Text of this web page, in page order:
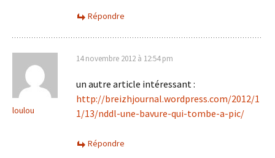
Répondre
loulou
14 novembre 2012 à 12:54 pm
un autre article intéressant :
http://breizhjournal.wordpress.com/2012/1
1/13/nddl-une-bavure-qui-tombe-a-pic/
Répondre